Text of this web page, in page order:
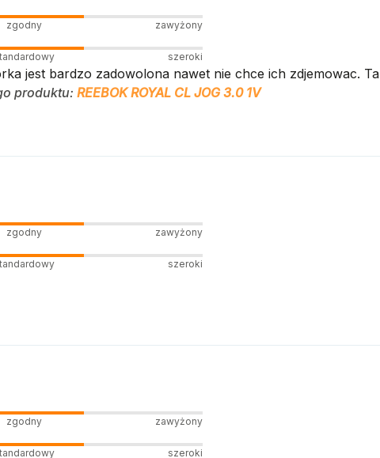
zgodny
zawyżony
szeroki
jest bardzo zadowolona nawet nie chce ich zdjemowac.
produktu: REEBOK ROYAL CL JOG 3.0 1V
zgodny
zawyżony
szeroki
zgodny
zawyżony
szeroki